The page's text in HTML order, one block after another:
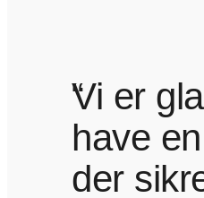
“
Vi er
have
der